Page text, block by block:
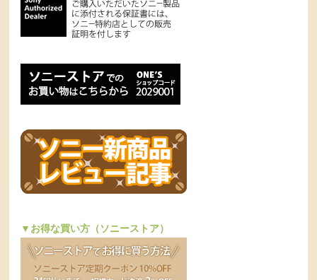
▼お得な買い方（ソニーストア）